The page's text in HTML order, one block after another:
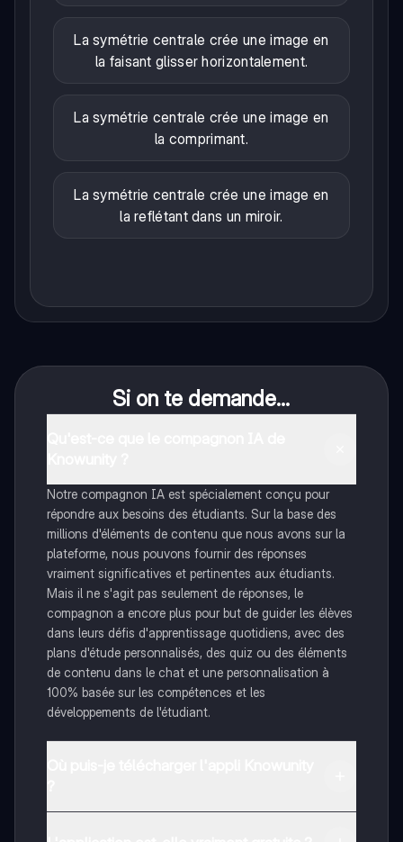
La symétrie centrale crée une image en
la faisant glisser horizontalement.
La symétrie centrale crée une image en
la comprimant.
La symétrie centrale crée une image en
la reflétant dans un miroir.
Si on te demande...
Notre compagnon IA est spécialement conçu pour
répondre aux besoins des étudiants. Sur la base des
millions d'éléments de contenu que nous avons sur la
plateforme, nous pouvons fournir des réponses
vraiment significatives et pertinentes aux étudiants.
Mais il ne s'agit pas seulement de réponses, le
compagnon a encore plus pour but de guider les élèves
dans leurs défis d'apprentissage quotidiens, avec des
plans d'étude personnalisés, des quiz ou des éléments
de contenu dans le chat et une personnalisation à
100% basée sur les compétences et les
développements de l'étudiant.